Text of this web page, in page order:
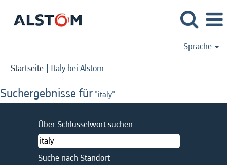
Sprache
Startseite | Italy bei Alstom
Suchergebnisse für "italy".
Über Schlüsselwort suchen
Suche nach Standort